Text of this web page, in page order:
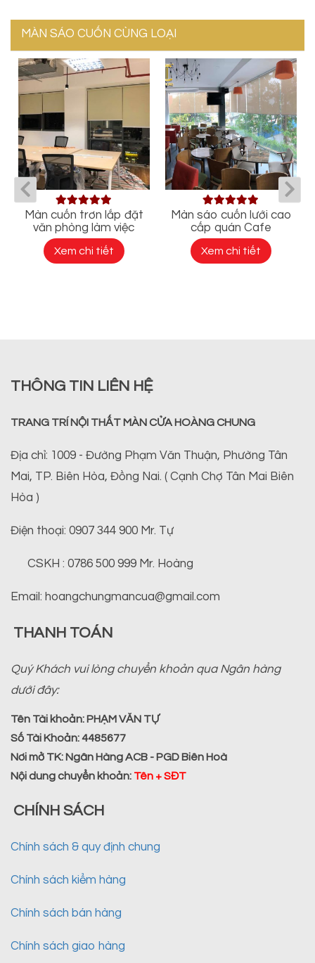
MÀN SÁO CUỐN CÙNG LOẠI
Màn cuốn trơn lắp đặt
văn phòng làm việc
Xem chi tiết
Màn sáo cuốn lưới cao
cấp quán Cafe
Xem chi tiết
THÔNG TIN LIÊN HỆ
TRANG TRÍ NỘI THẤT MÀN CỬA HOÀNG CHUNG
Địa chỉ: 1009 - Đường Phạm Văn Thuận, Phường Tân
Mai, TP. Biên Hòa, Đồng Nai. ( Cạnh Chợ Tân Mai Biên
Hòa )
Điện thoại: 0907 344 900 Mr. Tự
CSKH : 0786 500 999 Mr. Hoàng
Email: hoangchungmancua@gmail.com
THANH TOÁN
Quý Khách vui lòng chuyển khoản qua Ngân hàng
dưới đây:
Tên Tài khoản: PHẠM VĂN TỰ
Số Tài Khoản:4485677
Nơi mở TK: Ngân Hàng ACB - PGD Biên Hoà
Nội dung chuyển khoản: Tên + SĐT
CHÍNH SÁCH
Chính sách & quy định chung
Chính sách kiểm hàng
Chính sách bán hàng
Chính sách giao hàng